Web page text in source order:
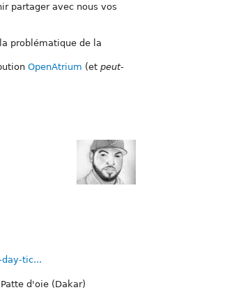
partager avec nous vos
problématique de la
OpenAtrium (et peut-
tic...
d'oie (Dakar)